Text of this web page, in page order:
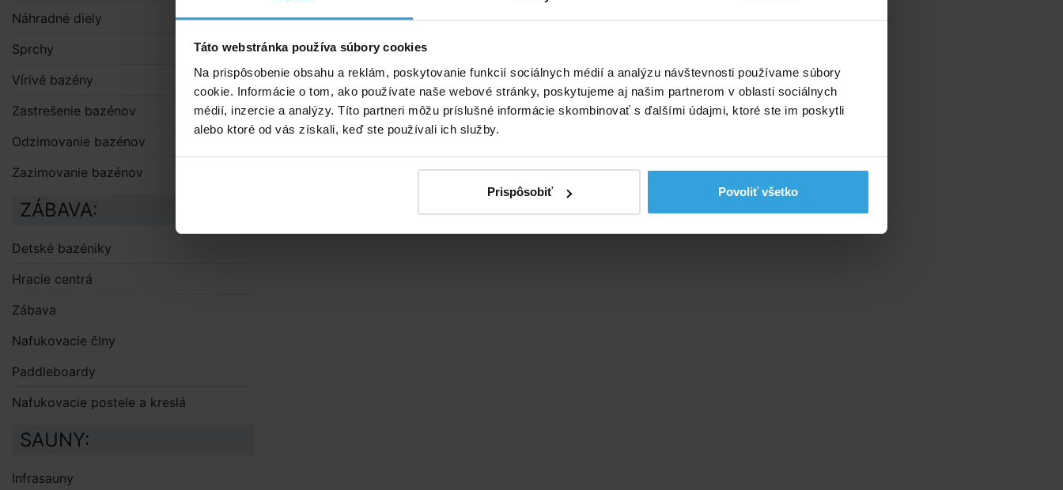
Táto webstránka používa súbory cookies
Na prispôsobenie obsahu a reklám, poskytovanie funkcií sociálnych médií a analýzu návštevnosti používame súbory
cookie. Informácie o tom, ako používate naše webové stránky, poskytujeme aj našim partnerom v oblasti sociálnych
médií, inzercie a analýzy. Títo partneri môžu príslušné informácie skombinovať s ďalšími údajmi, ktoré ste im poskytli
alebo ktoré od vás získali, keď ste používali ich služby.
Prispôsobiť Povoliť všetko
Náhradné diely
Sprchy
Vírivé bazény
Zastrešenie bazénov
Odzimovanie bazénov
Zazimovanie bazénov
ZÁBAVA:
Detské bazéniky
Hracie centrá
Zábava
Nafukovacie člny
Paddleboardy
Nafukovacie postele a kreslá
SAUNY:
Infrasauny